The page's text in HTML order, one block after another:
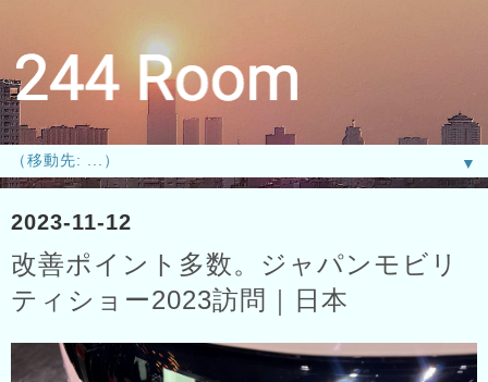
▼
2023-11-12
改善ポイント多数。ジャパンモビリ
ティショー2023訪問｜日本